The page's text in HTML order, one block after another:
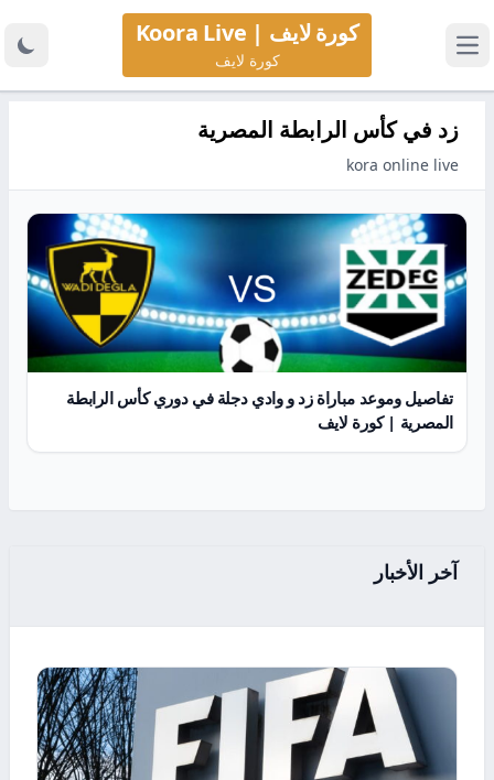
كورة لايف | Koora Live
كورة لايف
زد في كأس الرابطة المصرية
kora online live
تفاصيل وموعد مباراة زد و وادي دجلة في دوري كأس الرابطة
المصرية | كورة لايف
آخر الأخبار